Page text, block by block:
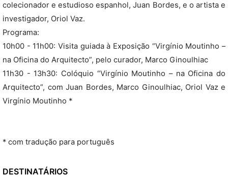
colecionador e estudioso espanhol, Juan Bordes, e o artista e
investigador, Oriol Vaz.
Programa:
10h00 - 11h00: Visita guiada à Exposição “Virgínio Moutinho –
na Oficina do Arquitecto”, pelo curador, Marco Ginoulhiac
11h30 - 13h30: Colóquio “Virgínio Moutinho – na Oficina do
Arquitecto”, com Juan Bordes, Marco Ginoulhiac, Oriol Vaz e
Virgínio Moutinho *
* com tradução para português
DESTINATÁRIOS